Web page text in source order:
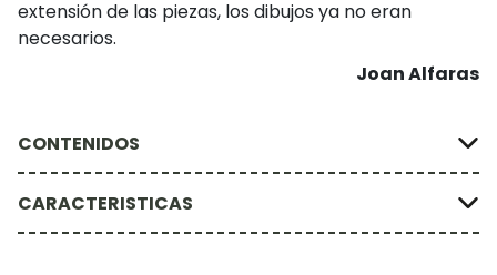
extensión de las piezas, los dibujos ya no eran
necesarios.
Joan Alfaras
CONTENIDOS
CARACTERISTICAS